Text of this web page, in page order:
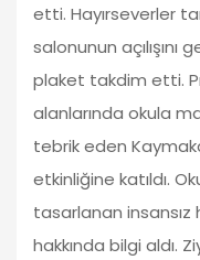
etti. Hayırseverler
salonunun açılışını
plaket takdim etti.
alanlarında okula
tebrik eden
etkinliğine katıldı.
tasarlanan insansız
hakkında bilgi aldı.